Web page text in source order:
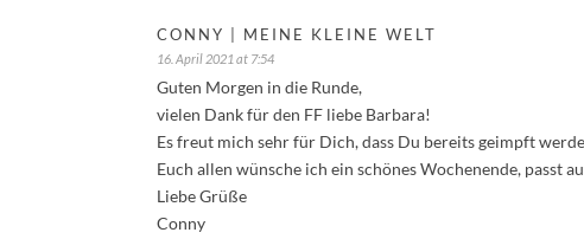
CONNY | MEINE KLEINE WELT
16. April 2021 at 7:54
Guten Morgen in die Runde,
vielen Dank für den FF liebe Barbara!
Es freut mich sehr für Dich, dass Du bereits geimpft
Euch allen wünsche ich ein schönes Wochenende, passt
Liebe Grüße
Conny